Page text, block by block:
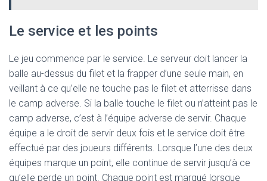
Le service et les points
Le jeu commence par le service. Le serveur doit lancer la
balle au-dessus du filet et la frapper d’une seule main, en
veillant à ce qu’elle ne touche pas le filet et atterrisse dans
le camp adverse. Si la balle touche le filet ou n’atteint pas le
camp adverse, c’est à l’équipe adverse de servir. Chaque
équipe a le droit de servir deux fois et le service doit être
effectué par des joueurs différents. Lorsque l’une des deux
équipes marque un point, elle continue de servir jusqu’à ce
qu’elle perde un point. Chaque point est marqué lorsque